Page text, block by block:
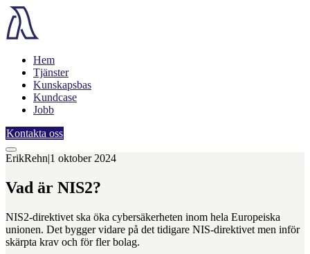
Hem
Tjänster
Kunskapsbas
Kundcase
Jobb
Kontakta oss
ErikRehn|1 oktober 2024
Vad är NIS2?
NIS2-direktivet ska öka cybersäkerheten inom hela Europeiska
unionen. Det bygger vidare på det tidigare NIS-direktivet men inför
skärpta krav och för fler bolag.